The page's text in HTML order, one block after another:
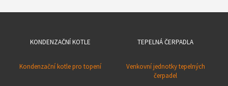
KONDENZAČNÍ KOTLE
Kondenzační kotle pro topení
TEPELNÁ ČERPADLA
Venkovní jednotky tepelných
čerpadel